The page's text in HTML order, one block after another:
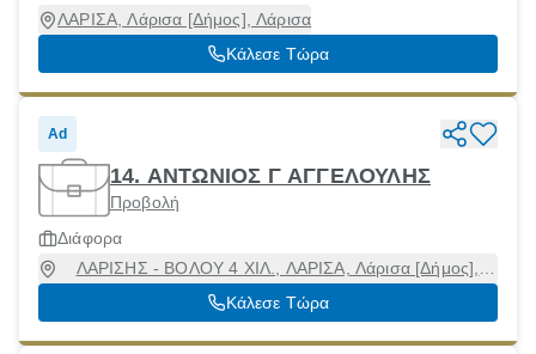
ΛΑΡΙΣΑ, Λάρισα [Δήμος], Λάρισα
Κάλεσε Τώρα
Ad
14. ΑΝΤΩΝΙΟΣ Γ ΑΓΓΕΛΟΥΛΗΣ
Προβολή
Διάφορα
ΛΑΡΙΣΗΣ - ΒΟΛΟΥ 4 ΧΙΛ., ΛΑΡΙΣΑ, Λάρισα [Δήμος],
Λάρισα, 41336
Κάλεσε Τώρα